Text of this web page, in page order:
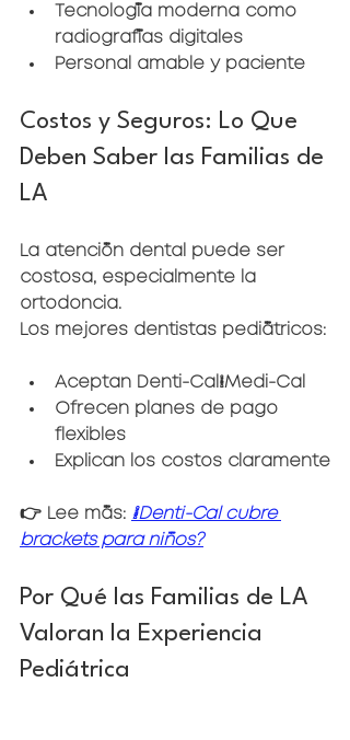
Tecnología moderna como
radiografías digitales
Personal amable y paciente
Costos y Seguros: Lo Que
Deben Saber las Familias de
LA
La atención dental puede ser
costosa, especialmente la
ortodoncia.
Los mejores dentistas pediátricos:
Aceptan Denti-Cal/Medi-Cal
Ofrecen planes de pago
flexibles
Explican los costos claramente
👉 Lee más: ¿Denti-Cal cubre
brackets para niños?
Por Qué las Familias de LA
Valoran la Experiencia
Pediátrica